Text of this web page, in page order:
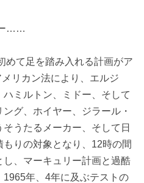
ー……
めて足を踏み入れる計画がア
リカン法により、エルジ
ミルトン、ミドー、そして
グ、ホイヤー、ジラール・
うたるメーカー、そして日
りの対象となり、12時の間
、マーキュリー計画と過酷
年、4年に及ぶテストの